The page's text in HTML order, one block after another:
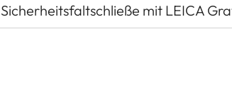
Sicherheitsfaltschließe mit LEICA